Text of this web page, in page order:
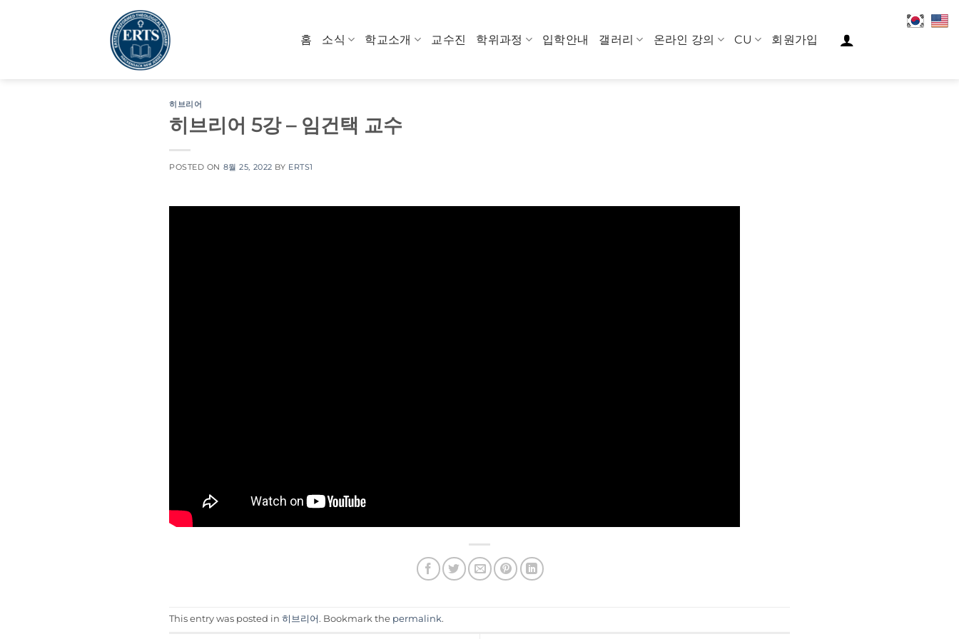
홈 소식 학교소개 교수진 학위과정 입학안내 갤러리 온라인 강의 CU 회원가입
히브리어
히브리어 5강 – 임건택 교수
POSTED ON 8월 25, 2022 BY ERTS1
This entry was posted in 히브리어. Bookmark the permalink.